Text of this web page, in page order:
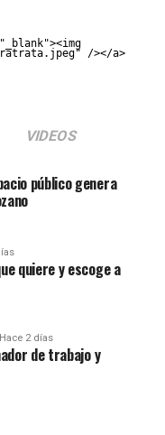
/></a>
VIDEOS
público genera
quiere y escoge a
Hace 2 días
de trabajo y